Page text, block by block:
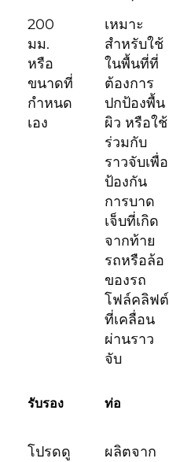
200
มม.
หรือ
ขนาดที่
กำหนด
เอง
เหมาะ
สำหรับใช้
ในพื้นที่ที่
ต้องการ
ปกป้องพื้น
ผิว หรือใช้
ร่วมกับ
ราวจับเพื่อ
ป้องกัน
การบาด
เจ็บที่เกิด
จากท้าย
รถหรือล้อ
ของรถ
โฟล์คลิฟต์
ที่เคลื่อน
ผ่านราว
จับ
รับรอง ท่อ
โปรดดู
ผลิตจาก